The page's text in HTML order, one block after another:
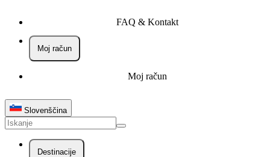
FAQ & Kontakt
Moj račun
Moj račun
Slovenščina
Destinacije